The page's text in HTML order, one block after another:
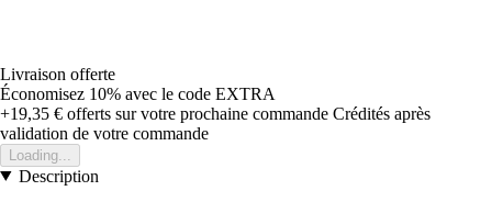
Livraison offerte
Économisez 10% avec le code EXTRA
+19,35 € offerts sur votre prochaine commande Crédités après
validation de votre commande
Loading...
Description